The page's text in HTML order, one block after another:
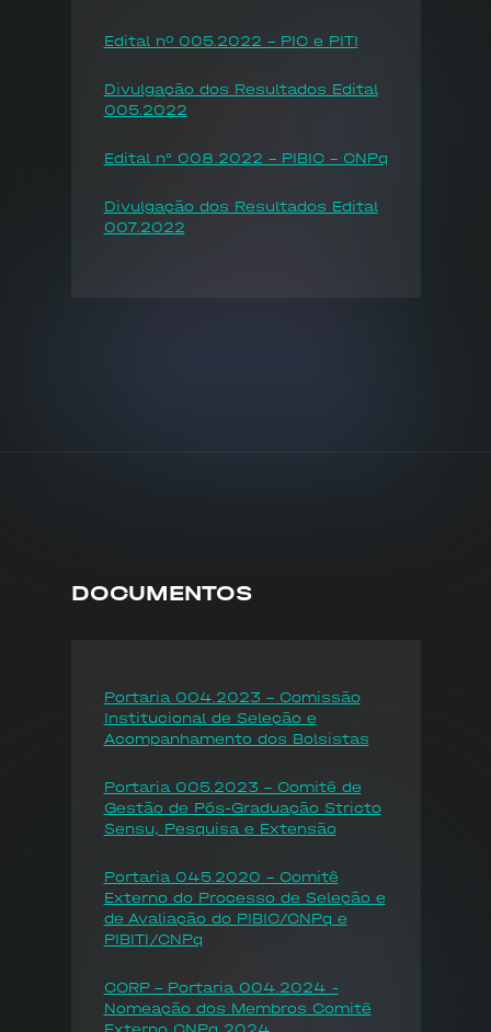
Edital nº 005.2022 - PIC e PITI
Divulgação dos Resultados Edital
005.2022
Edital n° 008.2022 - PIBIC - CNPq
Divulgação dos Resultados Edital
007.2022
DOCUMENTOS
Portaria 004.2023 - Comissão
Institucional de Seleção e
Acompanhamento dos Bolsistas
Portaria 005.2023 - Comitê de
Gestão de Pós-Graduação Stricto
Sensu, Pesquisa e Extensão
Portaria 045.2020 - Comitê
Externo do Processo de Seleção e
de Avaliação do PIBIC/CNPq e
PIBITI/CNPq
CORP - Portaria 004.2024 -
Nomeação dos Membros Comitê